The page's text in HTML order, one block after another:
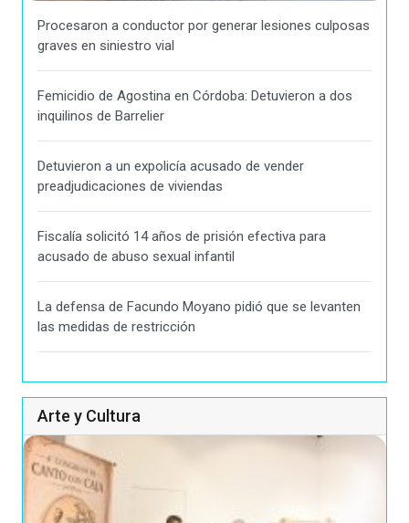
Procesaron a conductor por generar lesiones culposas
graves en siniestro vial
Femicidio de Agostina en Córdoba: Detuvieron a dos
inquilinos de Barrelier
Detuvieron a un expolicía acusado de vender
preadjudicaciones de viviendas
Fiscalía solicitó 14 años de prisión efectiva para
acusado de abuso sexual infantil
La defensa de Facundo Moyano pidió que se levanten
las medidas de restricción
Arte y Cultura